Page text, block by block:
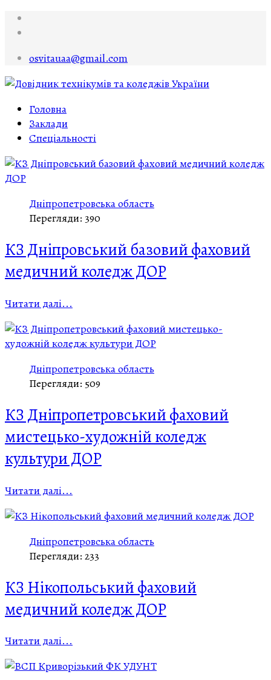
osvitauaa@gmail.com
Головна
Заклади
Спеціальності
Дніпропетровська область
Перегляди: 390
КЗ Дніпровський базовий фаховий
медичний коледж ДОР
Читати далі...
Дніпропетровська область
Перегляди: 509
КЗ Дніпропетровський фаховий
мистецько-художній коледж
культури ДОР
Читати далі...
Дніпропетровська область
Перегляди: 233
КЗ Нікопольський фаховий
медичний коледж ДОР
Читати далі...